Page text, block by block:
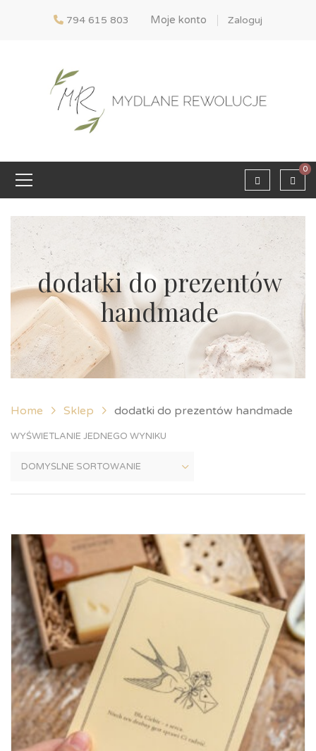
794 615 803 Moje konto Zaloguj
0
dodatki do prezentów
handmade
Home Sklep dodatki do prezentów handmade
WYŚWIETLANIE JEDNEGO WYNIKU